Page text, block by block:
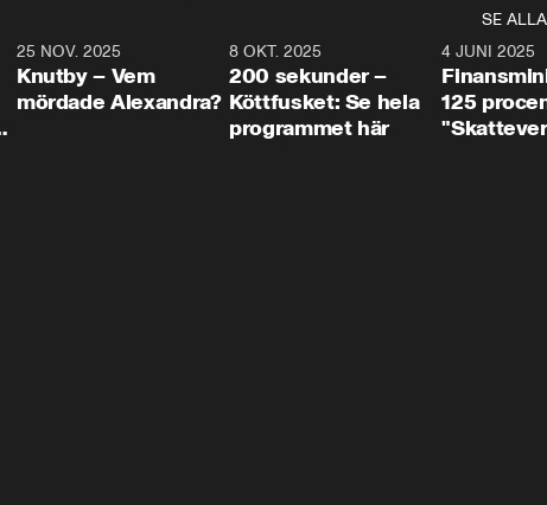
SE ALLA
31:05
25 NOV. 2025
Knutby – Vem
mördade Alexandra?
4:29
8 OKT. 2025
200 sekunder –
Köttfusket: Se hela
programmet här
4 JUNI 2025
125